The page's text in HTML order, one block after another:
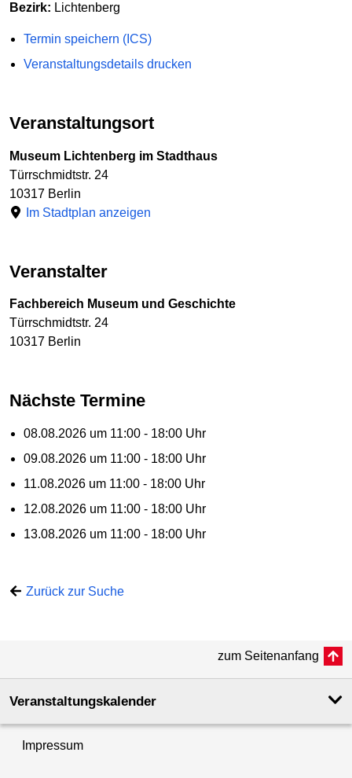
Bezirk: Lichtenberg
Termin speichern (ICS)
Veranstaltungsdetails drucken
Veranstaltungsort
Museum Lichtenberg im Stadthaus
Türrschmidtstr. 24
10317 Berlin
Im Stadtplan anzeigen
Veranstalter
Fachbereich Museum und Geschichte
Türrschmidtstr. 24
10317 Berlin
Nächste Termine
08.08.2026 um 11:00 - 18:00 Uhr
09.08.2026 um 11:00 - 18:00 Uhr
11.08.2026 um 11:00 - 18:00 Uhr
12.08.2026 um 11:00 - 18:00 Uhr
13.08.2026 um 11:00 - 18:00 Uhr
Zurück zur Suche
zum Seitenanfang
Veranstaltungskalender
Impressum